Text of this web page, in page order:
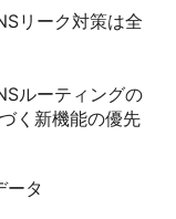
リーク対策は全
ルーティングの
く新機能の優先
ータ